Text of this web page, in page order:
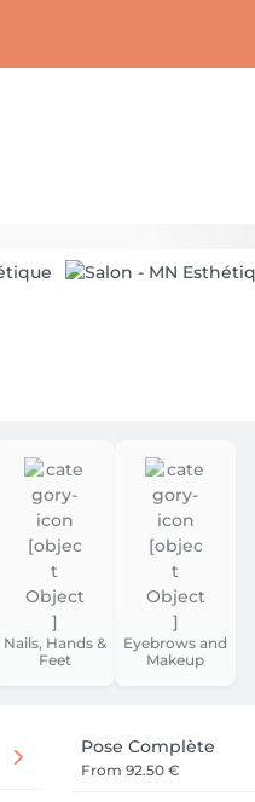
Nails, Hands &
Feet
Eyebrows and
Makeup
Pose Complète
From 92.50 €